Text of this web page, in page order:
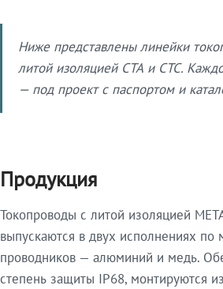
Ниже представлены линейки
литой изоляцией СТА и СТС.
— под проект с паспортом и
Продукция
Токопроводы с литой изоляцией
выпускаются в двух исполнениях по
проводников — алюминий и медь.
степень защиты IP68, монтируются